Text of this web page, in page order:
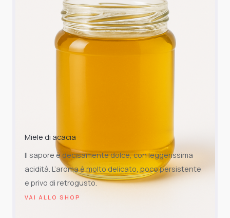
Miele di acacia
Il sapore è decisamente dolce, con leggerissima
acidità. L’aroma è molto delicato, poco persistente
e privo di retrogusto.
VAI ALLO SHOP